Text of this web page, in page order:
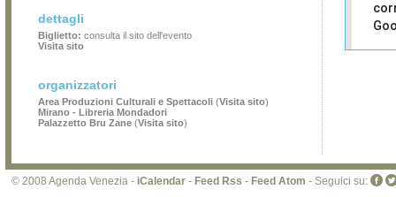
dettagli
Biglietto: consulta il sito dell'evento
Visita sito
organizzatori
Area Produzioni Culturali e Spettacoli (Visita sito)
Mirano - Libreria Mondadori
Palazzetto Bru Zane (Visita sito)
© 2008 Agenda Venezia - iCalendar - Feed Rss - Feed Atom - Seguici su: